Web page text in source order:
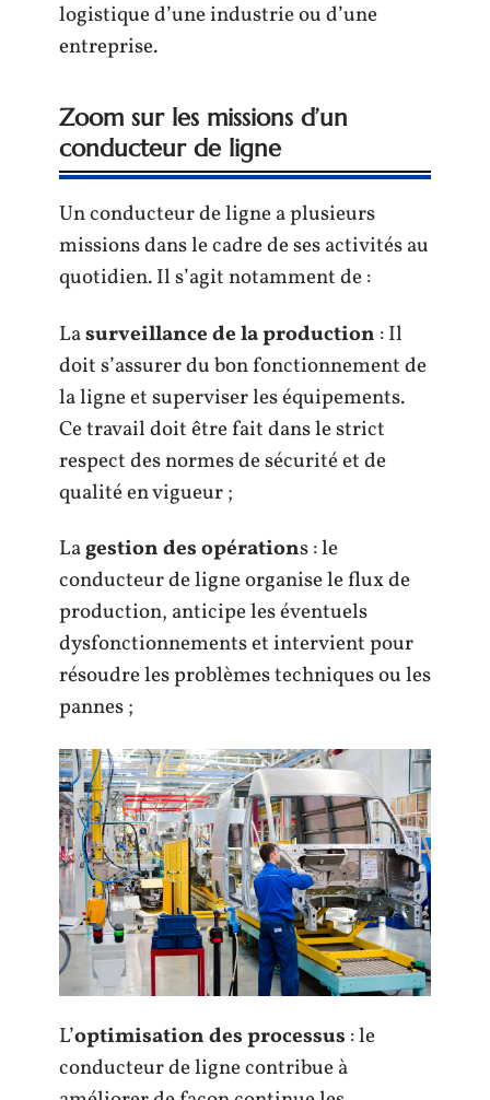
logistique d’une industrie ou d’une
entreprise.
Zoom sur les missions d’un
conducteur de ligne
Un conducteur de ligne a plusieurs
missions dans le cadre de ses activités au
quotidien. Il s’agit notamment de :
Lasurveillance de la production : Il
doit s’assurer du bon fonctionnement de
la ligne et superviser les équipements.
Ce travail doit être fait dans le strict
respect des normes de sécurité et de
qualité en vigueur ;
Lagestion des opérations : le
conducteur de ligne organise le flux de
production, anticipe les éventuels
dysfonctionnements et intervient pour
résoudre les problèmes techniques ou les
pannes ;
L’optimisation des processus : le
conducteur de ligne contribue à